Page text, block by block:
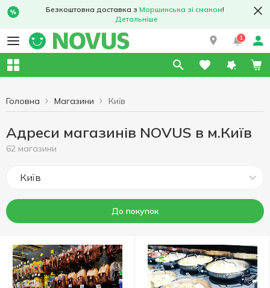
Безкоштовна доставка з Моршинська зі смаком!
Детальніше
1
Головна Магазини Київ
Адреси магазинів NOVUS в м.Київ
62 магазини
Київ
До покупок